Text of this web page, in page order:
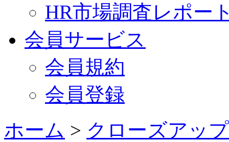
HR市場調査レポー
会員サービス
会員規約
会員登録
ホーム > クローズアップ